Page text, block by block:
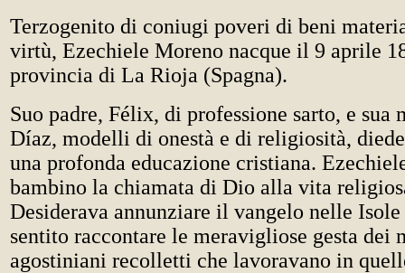
Terzogenito di coniugi poveri di beni
virtù, Ezechiele Moreno nacque il 9 aprile
provincia di La Rioja (Spagna).
Suo padre, Félix, di professione sarto, e sua
Díaz, modelli di onestà e di religiosità,
una profonda educazione cristiana.
bambino la chiamata di Dio alla vita
Desiderava annunziare il vangelo nelle
sentito raccontare le meravigliose gesta dei
agostiniani recolletti che lavoravano in